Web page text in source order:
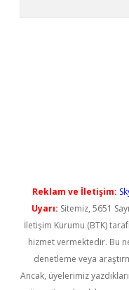
Reklam ve İletişim:
Uyarı: Sitemiz, 5651
İletişim Kurumu (BTK)
hizmet vermektedir. Bu
denetleme veya
Ancak, üyelerimiz